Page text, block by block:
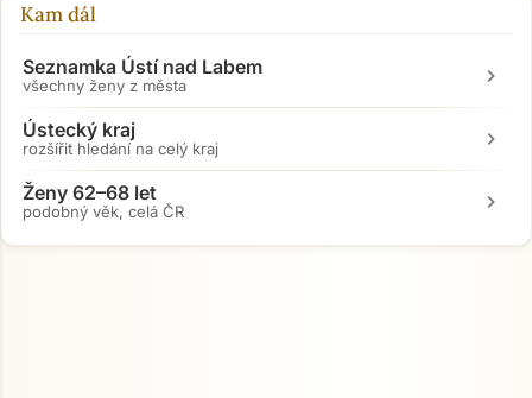
Kam dál
Seznamka Ústí nad Labem
všechny ženy z města chevron_right
Ústecký kraj
rozšířit hledání na celý kraj chevron_right
Ženy 62–68 let
podobný věk, celá ČR chevron_right